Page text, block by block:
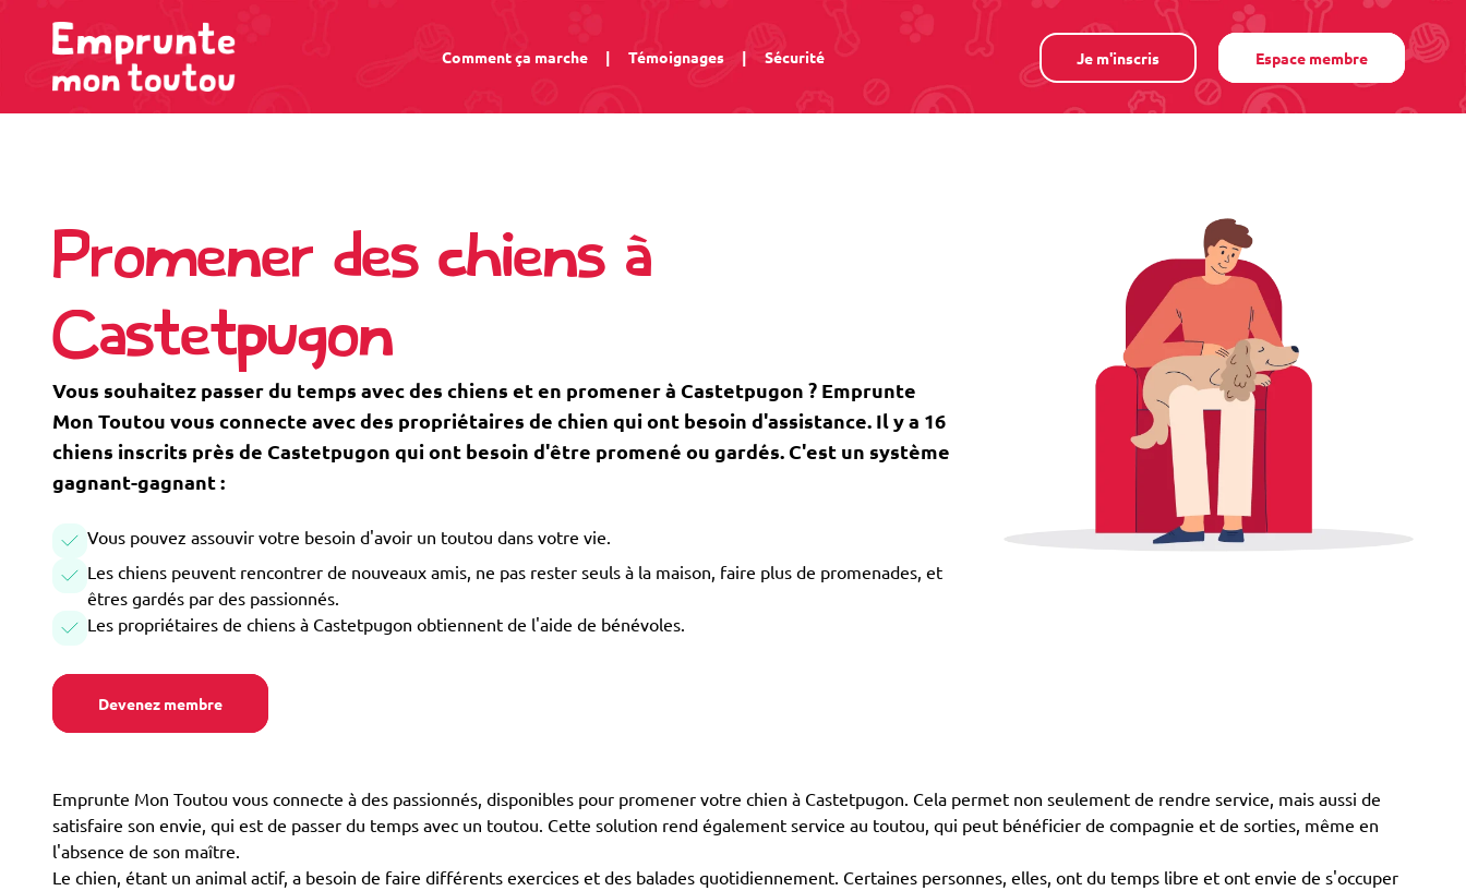
Comment ça marche | Témoignages | Sécurité Je m'inscris Espace membre
Promener des chiens à
Castetpugon
Vous souhaitez passer du temps avec des chiens et en promener à Castetpugon ? Emprunte
Mon Toutou vous connecte avec des propriétaires de chien qui ont besoin d'assistance. Il y a 16
chiens inscrits près de Castetpugon qui ont besoin d'être promené ou gardés. C'est un système
gagnant-gagnant :
Vous pouvez assouvir votre besoin d'avoir un toutou dans votre vie.
Les chiens peuvent rencontrer de nouveaux amis, ne pas rester seuls à la maison, faire plus de promenades, et
êtres gardés par des passionnés.
Les propriétaires de chiens à Castetpugon obtiennent de l'aide de bénévoles.
Devenez membre
Emprunte Mon Toutou vous connecte à des passionnés, disponibles pour promener votre chien à Castetpugon. Cela permet non seulement de rendre service, mais aussi de
satisfaire son envie, qui est de passer du temps avec un toutou. Cette solution rend également service au toutou, qui peut bénéficier de compagnie et de sorties, même en
l'absence de son maître.
Le chien, étant un animal actif, a besoin de faire différents exercices et des balades quotidiennement. Certaines personnes, elles, ont du temps libre et ont envie de s'occuper